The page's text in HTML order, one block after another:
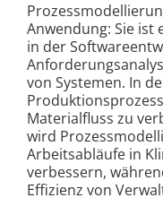
Anwendung: Sie ist
in der
von Systemen. In
Materialfluss zu
wird
Arbeitsabläufe in
verbessern,
Effizienz von